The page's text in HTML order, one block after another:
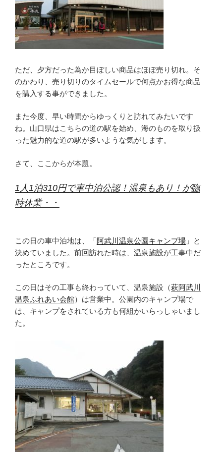
ただ、夕方だった為か目ぼしい商品はほぼ売り切れ。そ
のかわり、売り切りのタイムセールで何点かお得な商品
を購入する事ができました。
また今度、早い時間からゆっくりと訪れてみたいです
ね。山口県はこちらの道の駅を始め、海のものを取り扱
った魅力的な道の駅が多いような気がします。
さて、ここからが本題。
1人1泊310円で車中泊公認！温泉もあり！が臨
時休業・・
この日の車中泊地は、「阿武川温泉公園キャンプ場 」と
決めていました。前回訪れた時は、温泉施設が工事中だ
ったところです。
この日はその工事も終わっていて、温泉施設（萩阿武川
温泉ふれあい会館）は営業中。公園内のキャンプ場で
は、キャンプをされている方も何組かいらっしゃいまし
た。